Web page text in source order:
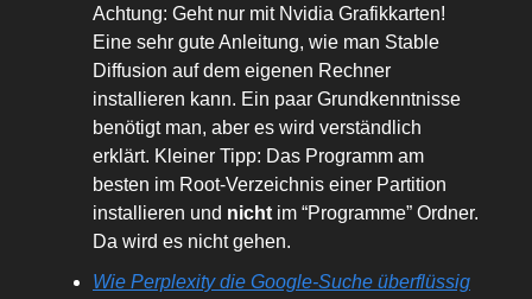
Achtung: Geht nur mit Nvidia Grafikkarten!
Eine sehr gute Anleitung, wie man Stable
Diffusion auf dem eigenen Rechner
installieren kann. Ein paar Grundkenntnisse
benötigt man, aber es wird verständlich
erklärt. Kleiner Tipp: Das Programm am
besten im Root-Verzeichnis einer Partition
installieren und nicht im “Programme” Ordner.
Da wird es nicht gehen.
Wie Perplexity die Google-Suche überflüssig